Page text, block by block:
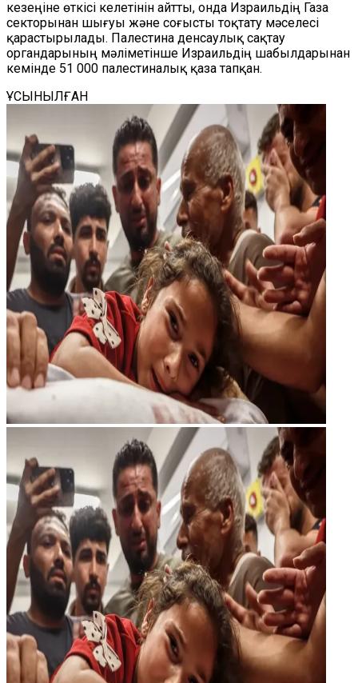
кезеңіне өткісі келетінін айтты, онда Израильдің Газа
секторынан шығуы және соғысты тоқтату мәселесі
қарастырылады. Палестина денсаулық сақтау
органдарының мәліметінше Израильдің шабылдарынан
кемінде 51 000 палестиналық қаза тапқан.
ҰСЫНЫЛҒАН